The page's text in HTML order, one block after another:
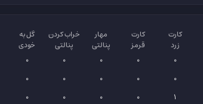
کارت
زرد
کارت
قرمز
مهار
پنالتی
خراب کردن
پنالتی
گل به
خودی
0
0
0
0
0
0
0
0
0
0
1
0
0
0
0